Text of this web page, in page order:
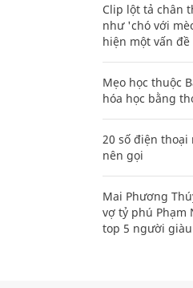
Clip lột tả chân
như 'chó với
hiện một vấn
Mẹo học thuộc
hóa học bằng
20 số điện
nên gọi
Mai Phương
vợ tỷ phú Phạm
top 5 người